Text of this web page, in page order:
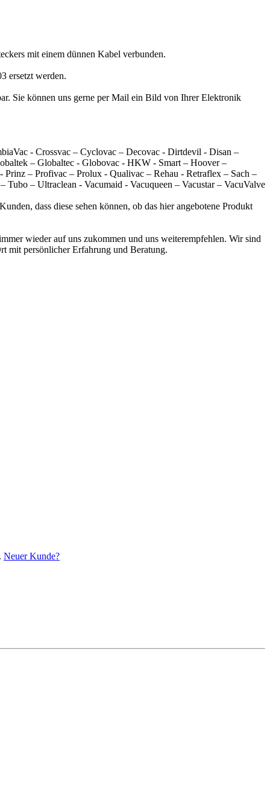
mit einem dünnen Kabel verbunden.
ersetzt werden.
Sie können uns gerne per Mail ein Bild von Ihrer Elektronik
- Crossvac – Cyclovac – Decovac - Dirtdevil - Disan –
– Globaltec - Globovac - HKW - Smart – Hoover –
– Profivac – Prolux - Qualivac – Rehau - Retraflex – Sach –
– Ultraclean - Vacumaid - Vacuqueen – Vacustar – VacuValve
dass diese sehen können, ob das hier angebotene Produkt
wieder auf uns zukommen und uns weiterempfehlen. Wir sind
mit persönlicher Erfahrung und Beratung.
Neuer Kunde?